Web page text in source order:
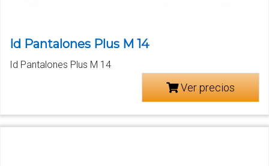
Id Pantalones Plus M 14
Id Pantalones Plus M 14
Ver precios